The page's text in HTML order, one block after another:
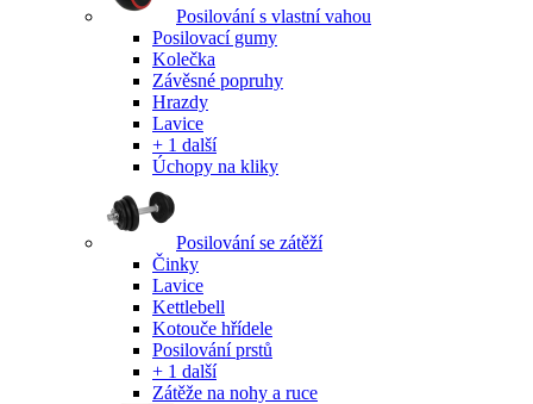
Posilování s vlastní vahou
Posilovací gumy
Kolečka
Závěsné popruhy
Hrazdy
Lavice
+ 1 další
Úchopy na kliky
Posilování se zátěží
Činky
Lavice
Kettlebell
Kotouče hřídele
Posilování prstů
+ 1 další
Zátěže na nohy a ruce